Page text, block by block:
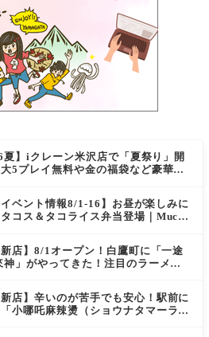
夏】iクレーン米沢店で「夏祭り」開
5プレイ無料や金の福袋など豪華企
イベント情報8/1-16】お昼が楽しみに
コス＆タコライス弁当登場｜Mucha
新店】8/1オープン！白鷹町に「一途
神」がやってきた！注目のラーメン
新店】辛いのが苦手でも安心！駅前に
小哪吒麻辣燙（ショウナタマーラー